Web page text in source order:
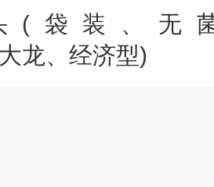
(袋装、无
龙、经济型)